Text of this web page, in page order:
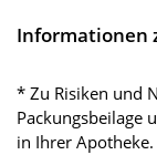
Informationen
* Zu Risiken und
Packungsbeilage
in Ihrer Apotheke.